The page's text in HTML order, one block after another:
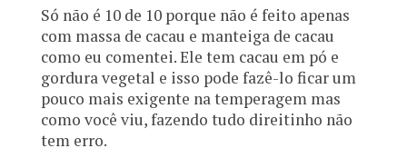
Só não é 10 de 10 porque não é feito apenas
com massa de cacau e manteiga de cacau
como eu comentei. Ele tem cacau em pó e
gordura vegetal e isso pode fazê-lo ficar um
pouco mais exigente na temperagem mas
como você viu, fazendo tudo direitinho não
tem erro.